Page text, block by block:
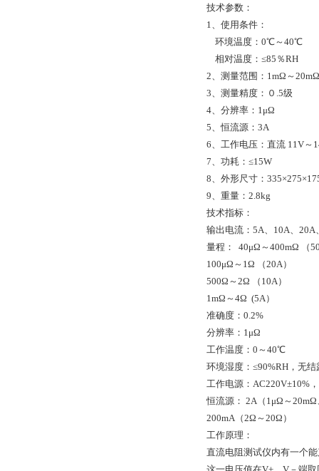
技术参数：
1、使用条件：
环境温度：0℃～40℃
相对温度：≤85％RH
2、测量范围：1mΩ～
3、测量精度：０.5级
4、分辨率：1μΩ
5、恒流源：3A
6、工作电压：直流 11V～
7、功耗：≤15W
8、外形尺寸：
9、重量：2.8kg
技术指标：
输出电流：5A、10A、20A
量程： 40μΩ～400mΩ （
100μΩ～1Ω （20A）
500Ω～2Ω （10A）
1mΩ～4Ω (5A）
准确度：0.2%
分辨率：1μΩ
工作温度：0～40℃
环境湿度：≤90%RH，无结
工作电源：AC220V±10%
恒流源： 2A（1μΩ～
200mA（2Ω～20Ω）
工作原理：
直流电阻测试仪内有一个